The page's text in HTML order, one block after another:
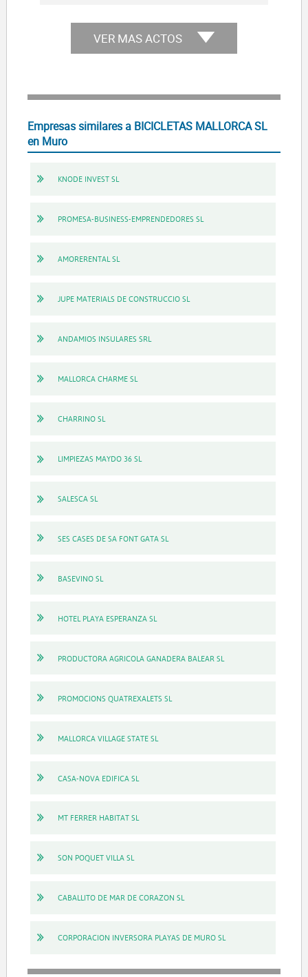
VER MAS ACTOS
Empresas similares a BICICLETAS MALLORCA SL
en Muro
KNODE INVEST SL
PROMESA-BUSINESS-EMPRENDEDORES SL
AMORERENTAL SL
JUPE MATERIALS DE CONSTRUCCIO SL
ANDAMIOS INSULARES SRL
MALLORCA CHARME SL
CHARRINO SL
LIMPIEZAS MAYDO 36 SL
SALESCA SL
SES CASES DE SA FONT GATA SL
BASEVINO SL
HOTEL PLAYA ESPERANZA SL
PRODUCTORA AGRICOLA GANADERA BALEAR SL
PROMOCIONS QUATREXALETS SL
MALLORCA VILLAGE STATE SL
CASA-NOVA EDIFICA SL
MT FERRER HABITAT SL
SON POQUET VILLA SL
CABALLITO DE MAR DE CORAZON SL
CORPORACION INVERSORA PLAYAS DE MURO SL